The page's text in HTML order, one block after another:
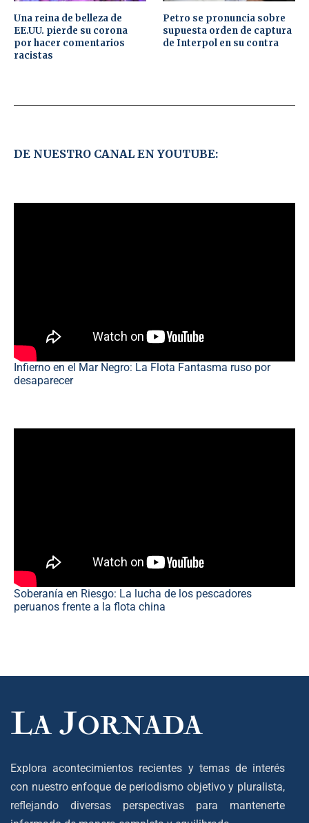
Una reina de belleza de
EE.UU. pierde su corona
por hacer comentarios
racistas
Petro se pronuncia sobre
supuesta orden de captura
de Interpol en su contra
DE NUESTRO CANAL EN YOUTUBE:
Infierno en el Mar Negro: La Flota Fantasma ruso por
desaparecer
Soberanía en Riesgo: La lucha de los pescadores
peruanos frente a la flota china
Explora acontecimientos recientes y temas de interés
con nuestro enfoque de periodismo objetivo y pluralista,
reflejando diversas perspectivas para mantenerte